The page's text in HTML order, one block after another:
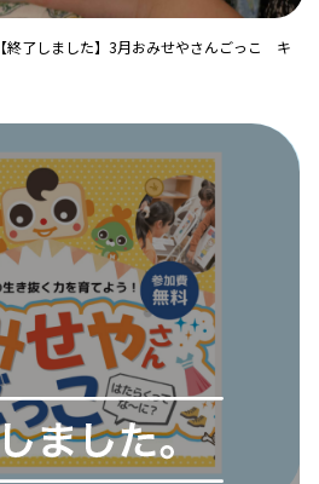
【終了しました】3月おみせやさんごっこ キ